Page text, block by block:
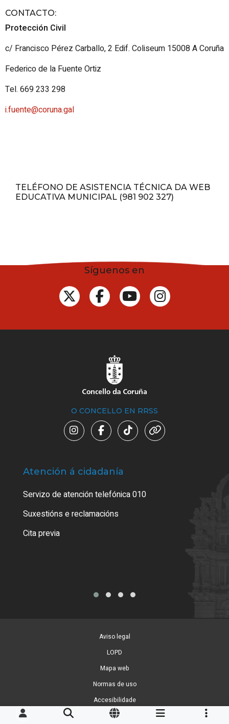
CONTACTO:
Protección Civil
c/ Francisco Pérez Carballo, 2 Edif. Coliseum 15008 A Coruña
Federico de la Fuente Ortiz
Tel. 669 233 298
i.fuente@coruna.gal
TELÉFONO DE ASISTENCIA TÉCNICA DA WEB
EDUCATIVA MUNICIPAL (981 902 327)
Síguenos en
O CONCELLO EN RRSS
Atención á cidadanía
Servizo de atención telefónica 010
Suxestións e reclamacións
Cita previa
Aviso legal
LOPD
Mapa web
Normas de uso
Accesibilidade
Xestión de cookies